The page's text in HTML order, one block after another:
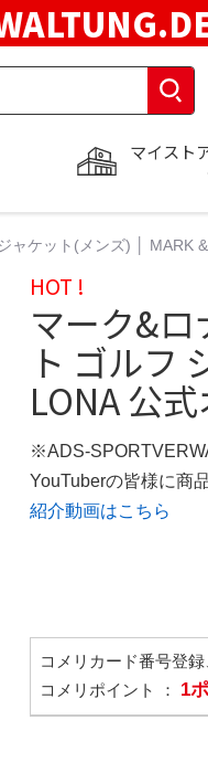
マイスト
ケット(メンズ) │ MARK
HOT !
マーク&
ト ゴルフ
LONA 公
※ADS-
YouTuberの皆様に商
紹介動画はこちら
コメリカード番号登
コメリポイント ： 1